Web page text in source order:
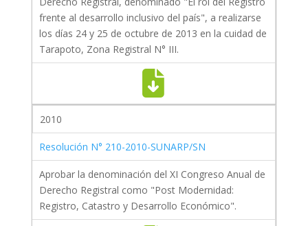
frente al desarrollo inclusivo del país", a realizarse
los días 24 y 25 de octubre de 2013 en la cuidad de
Tarapoto, Zona Registral N° III.
2010
Resolución N° 210-2010-SUNARP/SN
Aprobar la denominación del XI Congreso Anual de
Derecho Registral como "Post Modernidad:
Registro, Catastro y Desarrollo Económico".